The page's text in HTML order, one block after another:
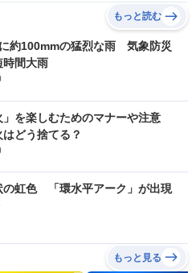
もっと読む
約100mmの猛烈な雨 気象防災
時間大雨
」を楽しむためのマナーや注意
どう捨てる？
の虹色 「環水平アーク」が出現
もっと見る